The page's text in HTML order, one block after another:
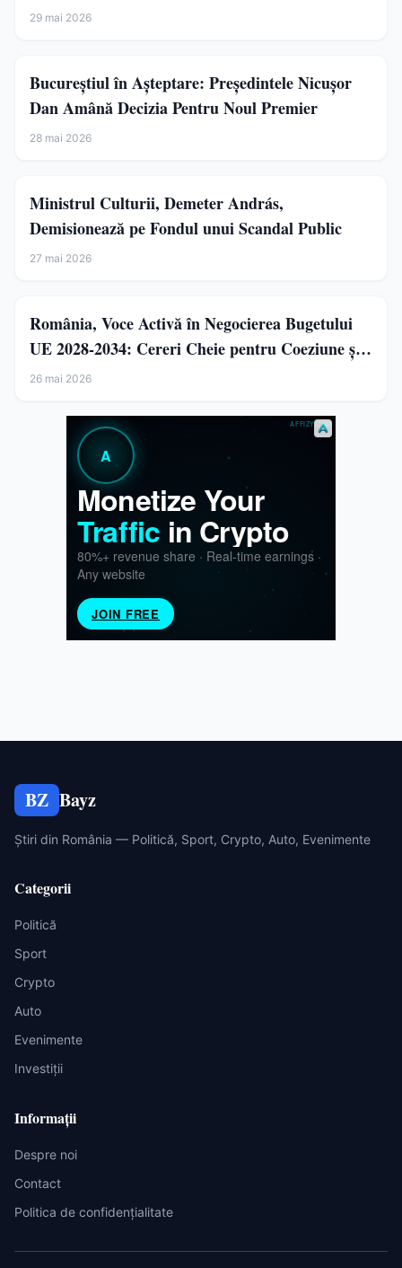
29 mai 2026
Bucureștiul în Așteptare: Președintele Nicușor
Dan Amână Decizia Pentru Noul Premier
28 mai 2026
Ministrul Culturii, Demeter András,
Demisionează pe Fondul unui Scandal Public
27 mai 2026
România, Voce Activă în Negocierea Bugetului
UE 2028-2034: Cereri Cheie pentru Coeziune și
Agricultură
26 mai 2026
BZ Bayz
Știri din România — Politică, Sport, Crypto, Auto, Evenimente
Categorii
Politică
Sport
Crypto
Auto
Evenimente
Investiții
Informații
Despre noi
Contact
Politica de confidențialitate